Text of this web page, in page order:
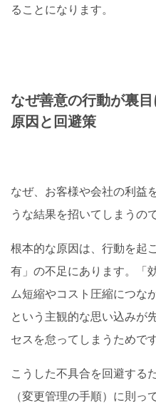
ることになります。
なぜ善意の行動が裏
原因と回避策
なぜ、お客様や会社の利益
うな結果を招いてしまうの
根本的な原因は、行動を起
有」の不足にあります。「
ム短縮やコスト圧縮につな
という主観的な思い込みが
セスを怠ってしまうためです
こうした不具合を回避する
（変更管理の手順）に則っ